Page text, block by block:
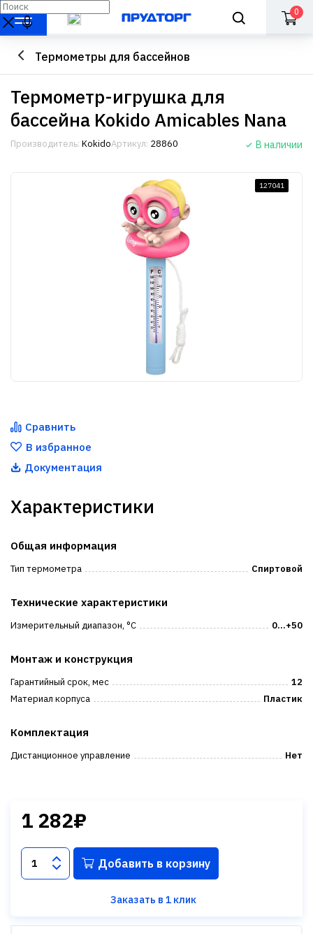
0
Термометры для бассейнов
Термометр-игрушка для
бассейна Kokido Amicables Nana
Производитель: KokidoАртикул: 28860 В наличии
127041
Сравнить
В избранное
Документация
Характеристики
Общая информация
Тип термометра Спиртовой
Технические характеристики
Измерительный диапазон, °C 0...+50
Монтаж и конструкция
Гарантийный срок, мес
12
Материал корпуса
Пластик
Комплектация
Дистанционное управление Нет
1 282₽
Добавить в корзину
Заказать в 1 клик